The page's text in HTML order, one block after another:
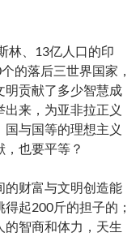
林、13亿人口的印
的落后三世界国家，
明贡献了多少智慧成
来，为亚非拉正义
与国等的理想主义
也要平等？
的财富与文明创造能
起200斤的担子的；
智商和体力，天生